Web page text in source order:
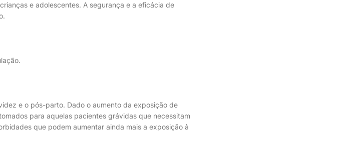
e adolescentes. A segurança e a eficácia de
e o pós-parto. Dado o aumento da exposição de
para aquelas pacientes grávidas que necessitam
que podem aumentar ainda mais a exposição à